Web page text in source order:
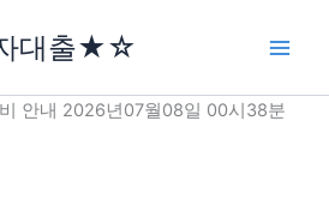
대출★☆
안내 2026년07월08일 00시38분